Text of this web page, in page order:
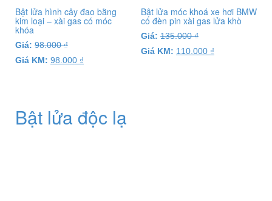
Bật lửa hình cây đao bằng
kim loại – xài gas có móc
khóa
Giá: 98.000₫
Giá KM: 98.000 ₫
Bật lửa móc khoá xe hơi BMW
có đèn pin xài gas lửa khò
Giá: 135.000₫
Giá KM: 110.000 ₫
Bật lửa độc lạ